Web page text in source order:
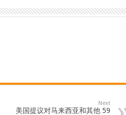
Next
美国提议对马来西亚和其他 59